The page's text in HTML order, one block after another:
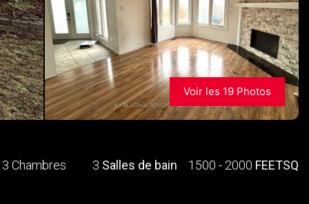
Voir les 19 Photos
3 Chambres 3 Salles de bain 1500 - 2000 FEETSQ